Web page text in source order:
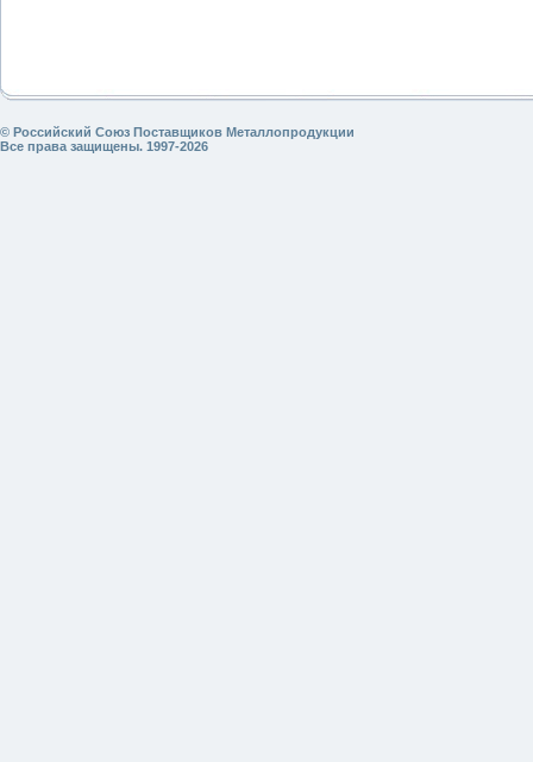
© Российский Союз Поставщиков Металлопродукции
Все права защищены. 1997-2026